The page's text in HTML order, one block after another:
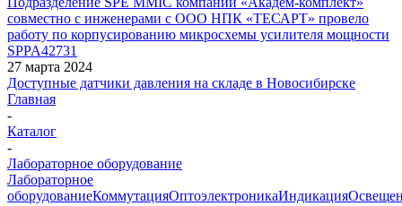
совместно с инженерами с ООО НПК «ТЕСАРТ» провело
работу по корпусированию микросхемы усилителя мощности
SPPA42731
27 марта 2024
Доступные датчики давления на складе в Новосибирске
Главная
-
Каталог
-
Лабораторное оборудование
Лабораторное
оборудованиеКоммутацияОптоэлектроникаИндикация